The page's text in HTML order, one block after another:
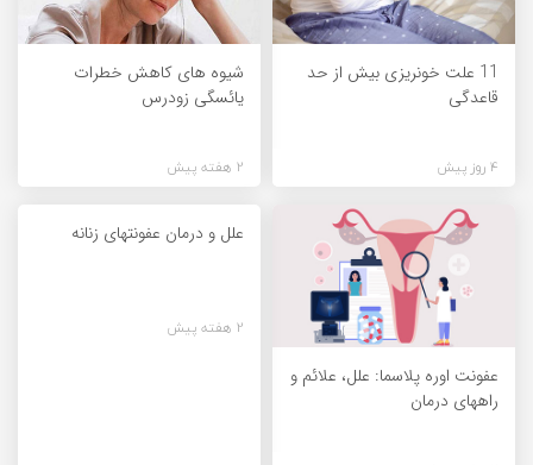
11 علت خونریزی بیش از حد
قاعدگی
4 روز پیش
شیوه های کاهش خطرات
یائسگی زودرس
2 هفته پیش
عفونت اوره پلاسما: علل، علائم و
راههای درمان
علل و درمان عفونتهای زنانه
2 هفته پیش